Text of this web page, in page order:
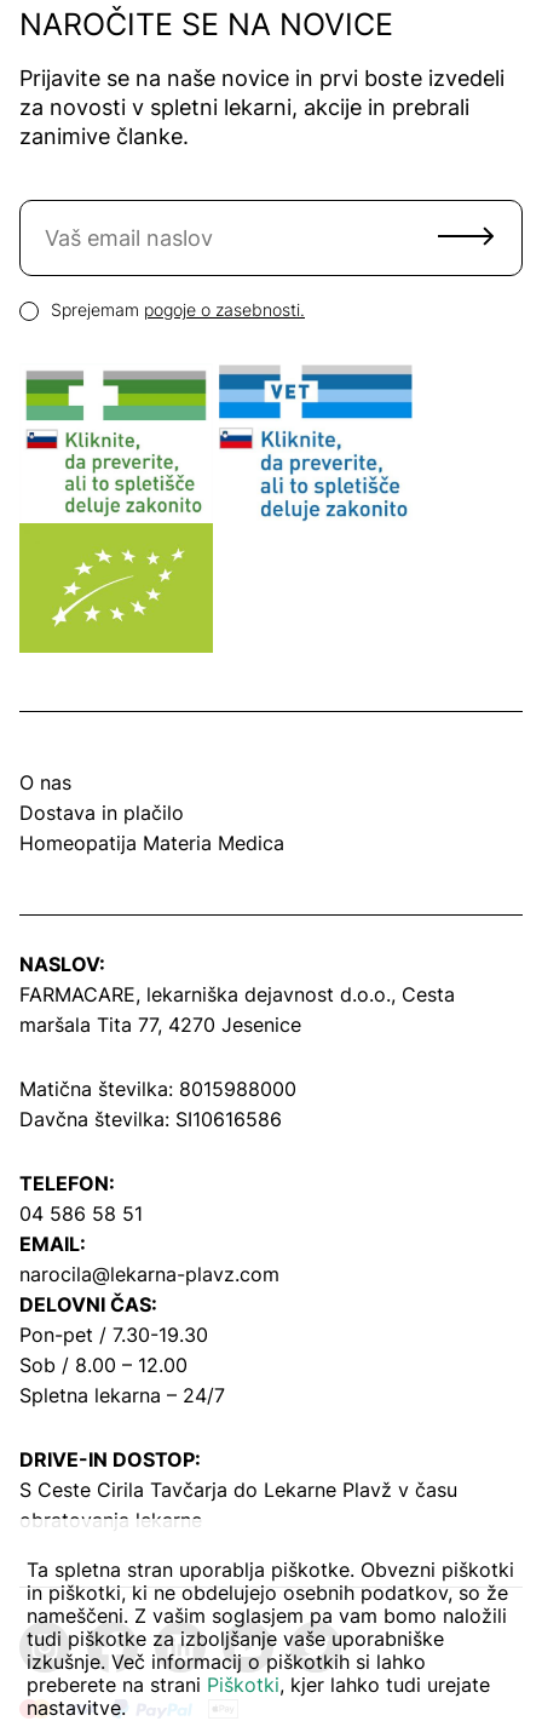
NAROČITE SE NA NOVICE
Prijavite se na naše novice in prvi boste izvedeli
za novosti v spletni lekarni, akcije in prebrali
zanimive članke.
Naročite se na novice
Pogoji zasebnosti
Sprejemam pogoje o zasebnosti.
O nas
Dostava in plačilo
Homeopatija Materia Medica
NASLOV:
FARMACARE, lekarniška dejavnost d.o.o., Cesta
maršala Tita 77, 4270 Jesenice
Matična številka: 8015988000
Davčna številka: SI10616586
TELEFON:
04 586 58 51
EMAIL:
narocila@lekarna-plavz.com
DELOVNI ČAS:
Pon-pet / 7.30-19.30
Sob / 8.00 – 12.00
Spletna lekarna – 24/7
DRIVE-IN DOSTOP:
S Ceste Cirila Tavčarja do Lekarne Plavž v času
obratovanja lekarne
Ta spletna stran uporablja piškotke. Obvezni piškotki
in piškotki, ki ne obdelujejo osebnih podatkov, so že
nameščeni. Z vašim soglasjem pa vam bomo naložili
tudi piškotke za izboljšanje vaše uporabniške
izkušnje. Več informacij o piškotkih si lahko
preberete na strani Piškotki, kjer lahko tudi urejate
nastavitve.